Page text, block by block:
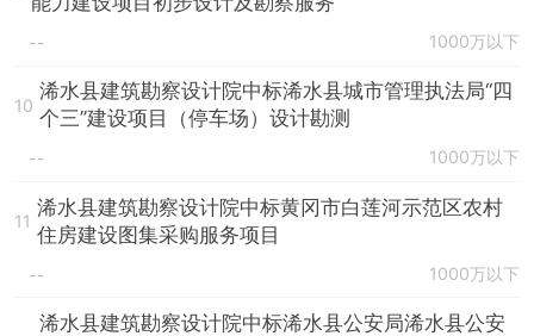
-- 1000万以下
10
浠水县建筑勘察设计院中标浠水县城市管理执法局“四
个三”建设项目（停车场）设计勘测
-- 1000万以下
11
浠水县建筑勘察设计院中标黄冈市白莲河示范区农村
住房建设图集采购服务项目
-- 1000万以下
浠水县建筑勘察设计院中标浠水县公安局浠水县公安